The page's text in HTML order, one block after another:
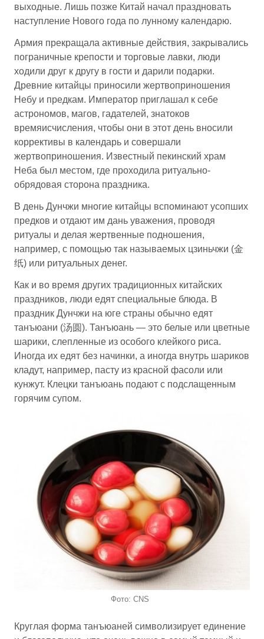
выходные. Лишь позже Китай начал праздновать
наступление Нового года по лунному календарю.
Армия прекращала активные действия, закрывались
пограничные крепости и торговые лавки, люди
ходили друг к другу в гости и дарили подарки.
Древние китайцы приносили жертвоприношения
Небу и предкам. Император приглашал к себе
астрономов, магов, гадателей, знатоков
времяисчисления, чтобы они в этот день вносили
коррективы в календарь и совершали
жертвоприношения. Известный пекинский храм
Неба был местом, где проходила ритуально-
обрядовая сторона праздника.
В день Дунчжи многие китайцы вспоминают усопших
предков и отдают им дань уважения, проводя
ритуалы и делая жертвенные подношения,
например, с помощью так называемых цзиньчжи (金
纸) или ритуальных денег.
Как и во время других традиционных китайских
праздников, люди едят специальные блюда. В
праздник Дунчжи на юге страны обычно едят
танъюани (汤圆). Танъюань — это белые или цветные
шарики, слепленные из особого клейкого риса.
Иногда их едят без начинки, а иногда внутрь шариков
кладут, например, пасту из красной фасоли или
кунжут. Клецки танъюань подают с подслащенным
горячим супом.
Фото: CNS
Круглая форма танъюаней символизирует единение